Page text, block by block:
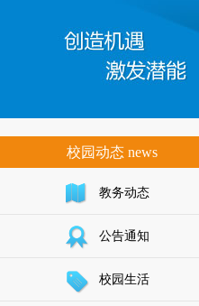
校园动态 news
教务动态
公告通知
校园生活